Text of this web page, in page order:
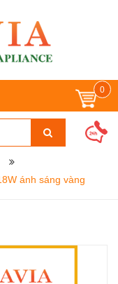
0
ánh sáng vàng